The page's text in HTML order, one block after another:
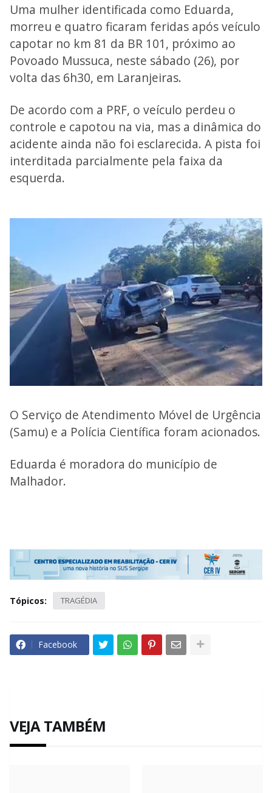
Uma mulher identificada como Eduarda,
morreu e quatro ficaram feridas após veículo
capotar no km 81 da BR 101, próximo ao
Povoado Mussuca, neste sábado (26), por
volta das 6h30, em Laranjeiras.
De acordo com a PRF, o veículo perdeu o
controle e capotou na via, mas a dinâmica do
acidente ainda não foi esclarecida. A pista foi
interditada parcialmente pela faixa da
esquerda.
O Serviço de Atendimento Móvel de Urgência
(Samu) e a Polícia Científica foram acionados.
Eduarda é moradora do município de
Malhador.
Tópicos: TRAGÉDIA
Facebook
VEJA TAMBÉM